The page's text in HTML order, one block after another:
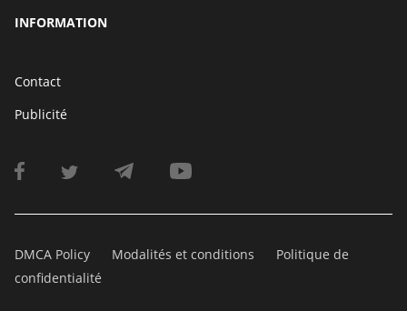
INFORMATION
Contact
Publicité
DMCA Policy Modalités et conditions
Politique de
confidentialité